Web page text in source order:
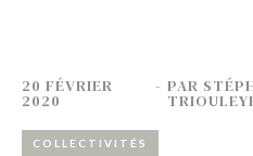
20 FÉVRIER
2020
- PAR
COLLECTIVITÉS